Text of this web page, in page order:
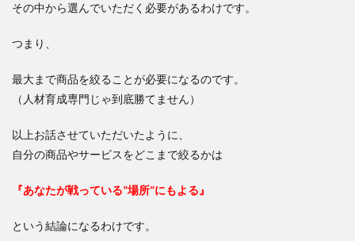
その中から選んでいただく必要があるわけです。
つまり、
最大まで商品を絞ることが必要になるのです。
（人材育成専門じゃ到底勝てません）
以上お話させていただいたように、
自分の商品やサービスをどこまで絞るかは
『あなたが戦っている”場所”にもよる』
という結論になるわけです。